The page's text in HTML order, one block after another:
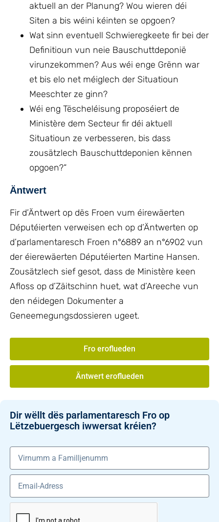
aktuell an der Planung? Wou wieren déi
Siten a bis wéini kéinten se opgoen?
Wat sinn eventuell Schwieregkeete fir bei der
Definitioun vun neie Bauschuttdeponië
virunzekommen? Aus wéi enge Grënn war
et bis elo net méiglech der Situatioun
Meeschter ze ginn?
Wéi eng Tëscheléisung proposéiert de
Ministère dem Secteur fir déi aktuell
Situatioun ze verbesseren, bis dass
zousätzlech Bauschuttdeponien kënnen
opgoen?“
Äntwert
Fir d’Äntwert op dës Froen vum éirewäerten
Députéierten verweisen ech op d’Äntwerten op
d’parlamentaresch Froen n°6889 an n°6902 vun
der éierewäerten Députéierten Martine Hansen.
Zousätzlech sief gesot, dass de Ministère keen
Afloss op d’Zäitschinn huet, wat d’Areeche vun
den néidegen Dokumenter a
Geneemegungsdossieren ugeet.
Fro eroflueden
Äntwert eroflueden
Dir wëllt dës parlamentaresch Fro op
Lëtzebuergesch iwwersat kréien?